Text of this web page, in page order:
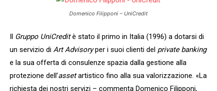
Domenico Filipponi – UniCredit
Il Gruppo UniCreditè stato il primo in Italia (1996) a dotarsi di
un servizio di Art Advisoryper i suoi clienti del private banking
e la sua offerta di consulenze spazia dalla gestione alla
protezione dell’assetartistico fino alla sua valorizzazione. «La
richiesta dei nostri servizi – commenta Domenico Filipponi,